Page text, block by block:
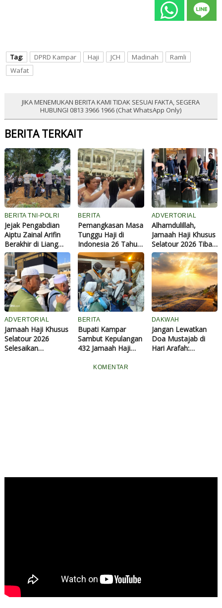
Tag: DPRD Kampar Haji JCH Madinah
Ramli
Wafat
JIKA MENEMUKAN BERITA KAMI TIDAK SESUAI FAKTA, SEGERA
HUBUNGI 0813 3966 1966 (Chat WhatsApp Only)
BERITA TERKAIT
BERITA TNI-POLRI
Jejak Pengabdian
Aiptu Zainal Arifin
Berakhir di Liang
Kehormatan, Tangis
dan Salvo Iringi
Perpisahan Terakhir
BERITA
Pemangkasan Masa
Tunggu Haji di
Indonesia 26 Tahun,
Presiden Prabowo
Ingin Pangkas Lagi
Jadi 15 Tahun
ADVERTORIAL
Alhamdulillah,
Jamaah Haji Khusus
Selatour 2026 Tiba
dengan Selamat di
Pekanbaru,
Disambut Penuh
Syukur
ADVERTORIAL
Jamaah Haji Khusus
Selatour 2026
Selesaikan
BERITA
Bupati Kampar
Sambut Kepulangan
432 Jamaah Haji
Debarkasi Batam
DAKWAH
Jangan Lewatkan
Doa Mustajab di
Hari Arafah:
KOMENTAR